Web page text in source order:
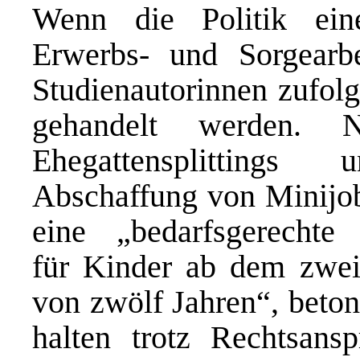
Wenn die Politik
Erwerbs- und
Studienautorinnen
gehandelt werden.
Abschaffung von
eine „bedarfsgerechte
für Kinder ab dem
von zwölf Jahren“,
halten trotz